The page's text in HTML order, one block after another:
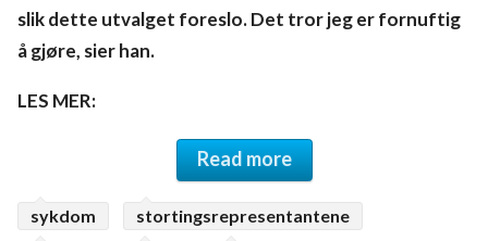
slik dette utvalget foreslo. Det tror jeg er fornuftig
å gjøre, sier han.
LES MER:
Read more
sykdom
stortingsrepresentantene